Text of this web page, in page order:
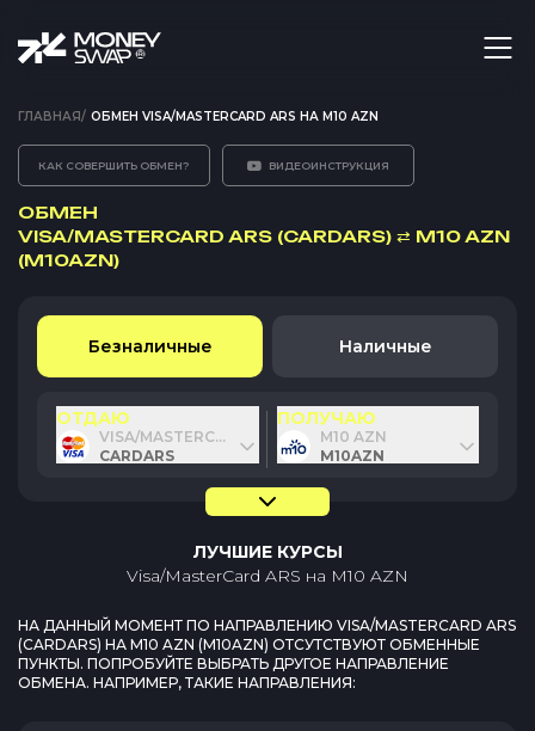
ГЛАВНАЯ/ ОБМЕН VISA/MASTERCARD ARS НА M10 AZN
КАК СОВЕРШИТЬ ОБМЕН? ВИДЕОИНСТРУКЦИЯ
ОБМЕН
VISA/MASTERCARD ARS (CARDARS) ⇄ M10 AZN
(M10AZN)
Безналичные Наличные
ОТДАЮ
VISA/MASTERCARD ARS
CARDARS
ПОЛУЧАЮ
M10 AZN
M10AZN
ЛУЧШИЕ КУРСЫ
Visa/MasterCard ARS на M10 AZN
НА ДАННЫЙ МОМЕНТ ПО НАПРАВЛЕНИЮ VISA/MASTERCARD ARS
(CARDARS) НА M10 AZN (M10AZN) ОТСУТСТВУЮТ ОБМЕННЫЕ
ПУНКТЫ. ПОПРОБУЙТЕ ВЫБРАТЬ ДРУГОЕ НАПРАВЛЕНИЕ
ОБМЕНА. НАПРИМЕР, ТАКИЕ НАПРАВЛЕНИЯ: